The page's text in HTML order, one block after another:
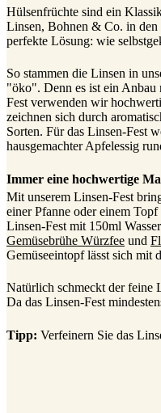
Hülsenfrüchte sind ein
Linsen, Bohnen & Co. in den
perfekte Lösung: wie
So stammen die Linsen in
"öko". Denn es ist ein Anbau
Fest verwenden wir
zeichnen sich durch
Sorten. Für das Linsen-Fest
hausgemachter Apfelessig
Immer eine hochwertige
Mit unserem Linsen-Fest
einer Pfanne oder einem
Linsen-Fest mit 150ml
Gemüsebrühe Würzfee und
Gemüseeintopf lässt sich mit
Natürlich schmeckt der feine
Da das Linsen-Fest
Tipp: Verfeinern Sie das